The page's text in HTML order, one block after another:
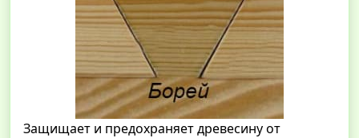
Защищает и предохраняет древесину от